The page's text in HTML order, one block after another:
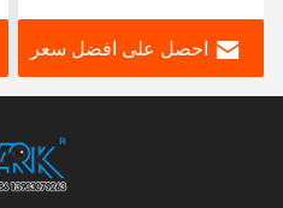
احصل على افضل سعر